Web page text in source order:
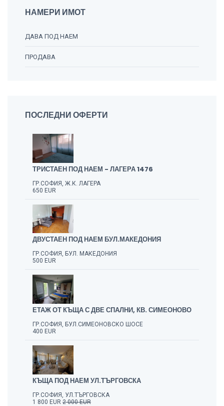
НАМЕРИ ИМОТ
ДАВА ПОД НАЕМ
ПРОДАВА
ПОСЛЕДНИ ОФЕРТИ
ТРИСТАЕН ПОД НАЕМ - ЛАГЕРА 1476
ГР.СОФИЯ, Ж.К. ЛАГЕРА
650 EUR
ДВУСТАЕН ПОД НАЕМ БУЛ.МАКЕДОНИЯ
ГР.СОФИЯ, БУЛ. МАКЕДОНИЯ
500 EUR
ЕТАЖ ОТ КЪЩА С ДВЕ СПАЛНИ, КВ. СИМЕОНОВО
ГР.СОФИЯ, БУЛ.СИМЕОНОВСКО ШОСЕ
400 EUR
КЪЩА ПОД НАЕМ УЛ.ТЪРГОВСКА
ГР.СОФИЯ, УЛ.ТЪРГОВСКА
1 800 EUR 2 000 EUR